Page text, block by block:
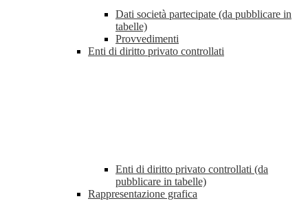
Dati società partecipate (da pubblicare in
tabelle)
Provvedimenti
Enti di diritto privato controllati
Enti di diritto privato controllati (da
pubblicare in tabelle)
Rappresentazione grafica